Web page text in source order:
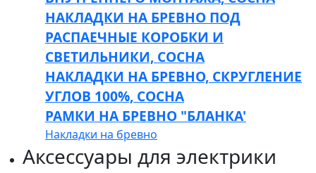
НАКЛАДКИ НА БРЕВНО ПОД
РАСПАЕЧНЫЕ КОРОБКИ И
СВЕТИЛЬНИКИ, СОСНА
НАКЛАДКИ НА БРЕВНО, СКРУГЛЕНИЕ
УГЛОВ 100%, СОСНА
РАМКИ НА БРЕВНО "БЛАНКА'
Накладки на бревно
Аксессуары для электрики